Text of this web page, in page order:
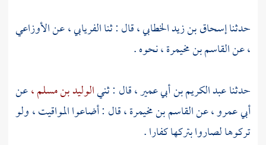
حدثناإسحاق بن زيد الخطابي ،قال : ثناالفريابي ،عنالأوزاعي
،عنالقاسم بن مخيمرة ،نحوه .
حدثناعبد الكريم بن أبي عمير ،قال : ثنيالوليد بن مسلم ،عن
أبي عمرو ،عنالقاسم بن مخيمرة ،قال : أضاعوا المواقيت ، ولو
تركوها لصاروا بتركها كفارا .